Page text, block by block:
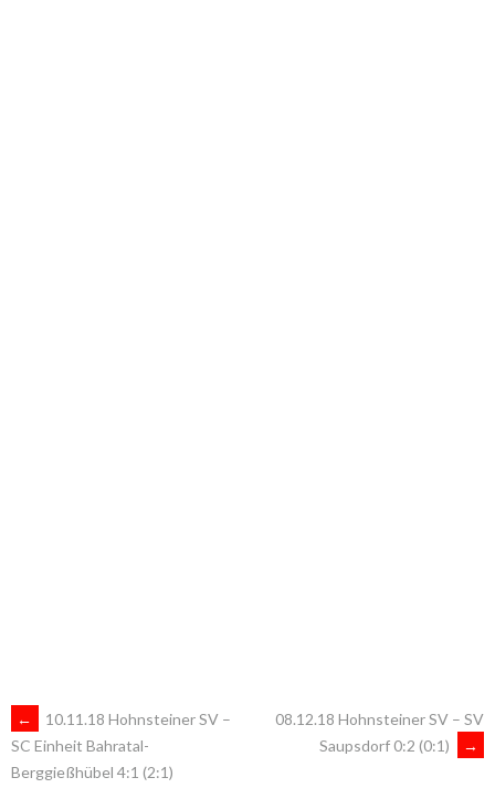
ARTIKEL-
NAVIGATION
←
10.11.18 Hohnsteiner SV –
SC Einheit Bahratal-
Berggießhübel 4:1 (2:1)
08.12.18 Hohnsteiner SV – SV
Saupsdorf 0:2 (0:1)
→